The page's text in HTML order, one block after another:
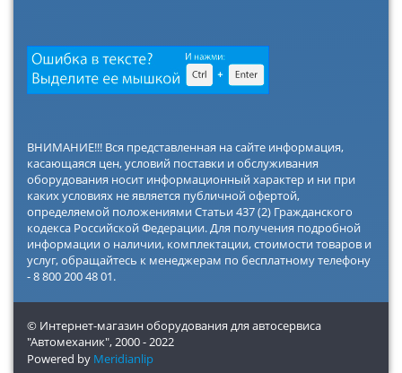
ВНИМАНИЕ!!! Вся представленная на сайте информация,
касающаяся цен, условий поставки и обслуживания
оборудования носит информационный характер и ни при
каких условиях не является публичной офертой,
определяемой положениями Статьи 437 (2) Гражданского
кодекса Российской Федерации. Для получения подробной
информации о наличии, комплектации, стоимости товаров и
услуг, обращайтесь к менеджерам по бесплатному телефону
- 8 800 200 48 01.
© Интернет-магазин оборудования для автосервиса
"Автомеханик",2000 - 2022
Powered by Meridianlip